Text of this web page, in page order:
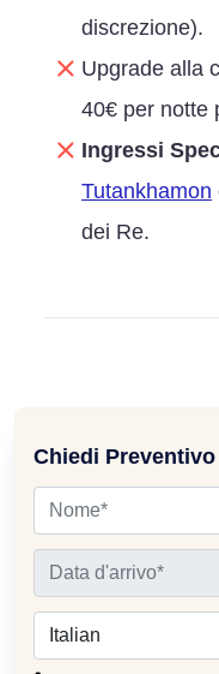
discrezione).
Upgrade alla
40€ per notte
Ingressi
Tutankhamon
dei Re.
Chiedi Preventivo